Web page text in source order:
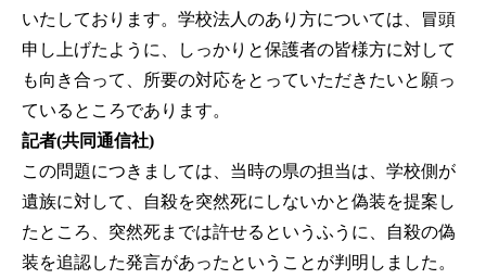
いたしております。学校法人のあり方については、冒頭
申し上げたように、しっかりと保護者の皆様方に対して
も向き合って、所要の対応をとっていただきたいと願っ
ているところであります。
記者(共同通信社)
この問題につきましては、当時の県の担当は、学校側が
遺族に対して、自殺を突然死にしないかと偽装を提案し
たところ、突然死までは許せるというふうに、自殺の偽
装を追認した発言があったということが判明しました。